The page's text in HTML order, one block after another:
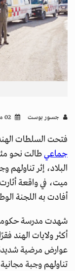
جسور بوست
فتحت السلطات
جماعيطالت نحو
البلاد، إثر
ميت، في واقعة
أفادت به اللجنة
شهدت مدرسة
أكثر ولايات الهند
تناولهم وجبة